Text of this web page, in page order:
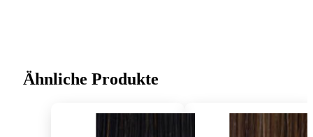
Ähnliche Produkte